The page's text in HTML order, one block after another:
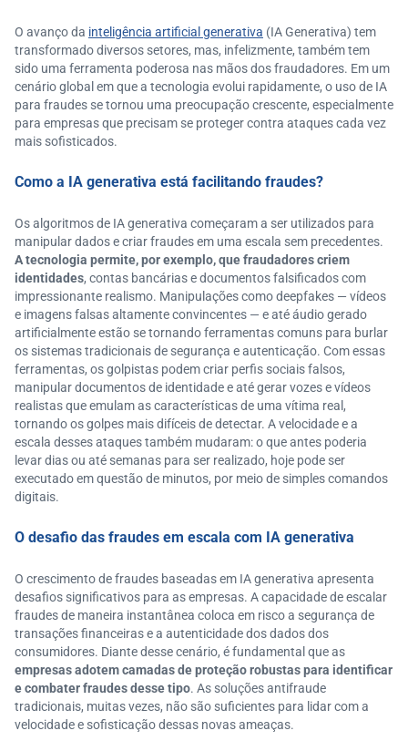
O avanço da inteligência artificial generativa (IA Generativa) tem
transformado diversos setores, mas, infelizmente, também tem
sido uma ferramenta poderosa nas mãos dos fraudadores. Em um
cenário global em que a tecnologia evolui rapidamente, o uso de IA
para fraudes se tornou uma preocupação crescente, especialmente
para empresas que precisam se proteger contra ataques cada vez
mais sofisticados.
Como a IA generativa está facilitando fraudes?
Os algoritmos de IA generativa começaram a ser utilizados para
manipular dados e criar fraudes em uma escala sem precedentes.
A tecnologia permite, por exemplo, que fraudadores criem
identidades, contas bancárias e documentos falsificados com
impressionante realismo. Manipulações como deepfakes — vídeos
e imagens falsas altamente convincentes — e até áudio gerado
artificialmente estão se tornando ferramentas comuns para burlar
os sistemas tradicionais de segurança e autenticação. Com essas
ferramentas, os golpistas podem criar perfis sociais falsos,
manipular documentos de identidade e até gerar vozes e vídeos
realistas que emulam as características de uma vítima real,
tornando os golpes mais difíceis de detectar. A velocidade e a
escala desses ataques também mudaram: o que antes poderia
levar dias ou até semanas para ser realizado, hoje pode ser
executado em questão de minutos, por meio de simples comandos
digitais.
O desafio das fraudes em escala com IA generativa
O crescimento de fraudes baseadas em IA generativa apresenta
desafios significativos para as empresas. A capacidade de escalar
fraudes de maneira instantânea coloca em risco a segurança de
transações financeiras e a autenticidade dos dados dos
consumidores. Diante desse cenário, é fundamental que as
empresas adotem camadas de proteção robustas para identificar
e combater fraudes desse tipo. As soluções antifraude
tradicionais, muitas vezes, não são suficientes para lidar com a
velocidade e sofisticação dessas novas ameaças.